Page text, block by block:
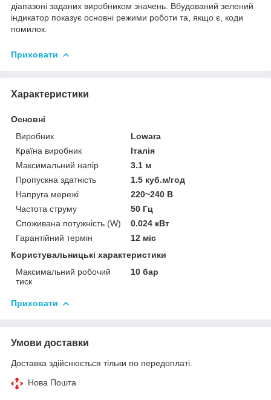
діапазоні заданих виробником значень. Вбудований зелений
індикатор показує основні режими роботи та, якщо є, коди
помилок.
Приховати
Характеристики
Основні
Виробник
Lowara
Країна виробник
Італія
Максимальний напір
3.1 м
Пропускна здатність
1.5 куб.м/год
Напруга мережі
220~240 В
Частота струму
50 Гц
Споживана потужність (W)
0.024 кВт
Гарантійний термін
12 міс
Користувальницькі характеристики
Максимальний робочий
тиск
10 бар
Приховати
Умови доставки
Доставка здійснюється тільки по передоплаті.
Нова Пошта